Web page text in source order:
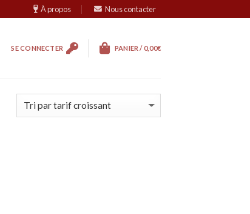
À propos Nous contacter
SE CONNECTER PANIER /0,00€